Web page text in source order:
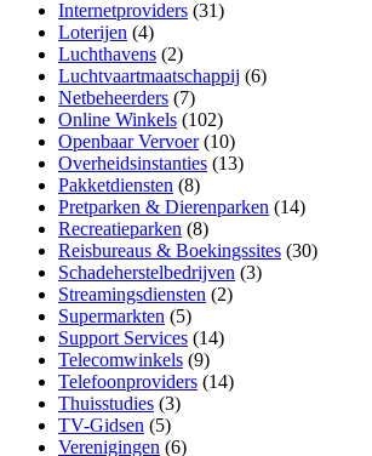
Internetproviders (31)
Loterijen (4)
Luchthavens (2)
Luchtvaartmaatschappij (6)
Netbeheerders (7)
Online Winkels (102)
Openbaar Vervoer(10)
Overheidsinstanties (13)
Pakketdiensten (8)
Pretparken & Dierenparken (14)
Recreatieparken (8)
Reisbureaus & Boekingssites (30)
Schadeherstelbedrijven (3)
Streamingsdiensten (2)
Supermarkten (5)
Support Services (14)
Telecomwinkels (9)
Telefoonproviders (14)
Thuisstudies (3)
TV-Gidsen (5)
Verenigingen (6)